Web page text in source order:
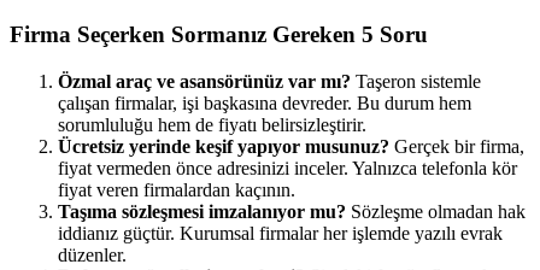
Firma Seçerken Sormanız Gereken 5 Soru
Özmal araç ve asansörünüz var mı? Taşeron sistemle
çalışan firmalar, işi başkasına devreder. Bu durum hem
sorumluluğu hem de fiyatı belirsizleştirir.
Ücretsiz yerinde keşif yapıyor musunuz? Gerçek bir firma,
fiyat vermeden önce adresinizi inceler. Yalnızca telefonla kör
fiyat veren firmalardan kaçının.
Taşıma sözleşmesi imzalanıyor mu? Sözleşme olmadan hak
iddianız güçtür. Kurumsal firmalar her işlemde yazılı evrak
düzenler.